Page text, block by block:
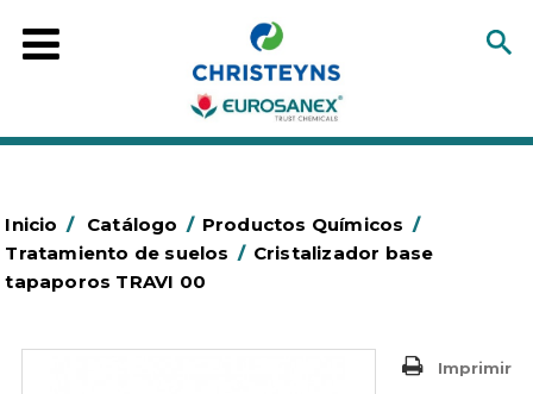
Inicio / Catálogo / Productos Químicos /
Tratamiento de suelos / Cristalizador base
tapaporos TRAVI 00
Imprimir